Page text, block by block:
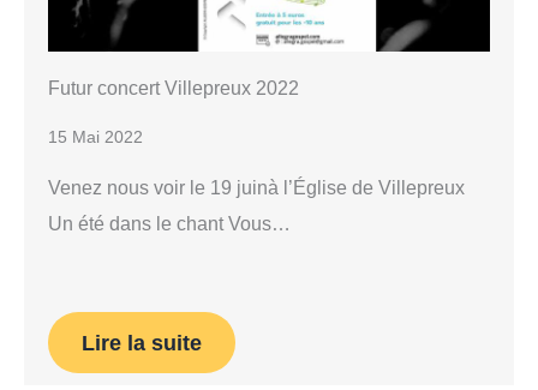
Futur concert Villepreux 2022
15 Mai 2022
Venez nous voir le 19 juinà l’Église de Villepreux
Un été dans le chant Vous…
Lire la suite